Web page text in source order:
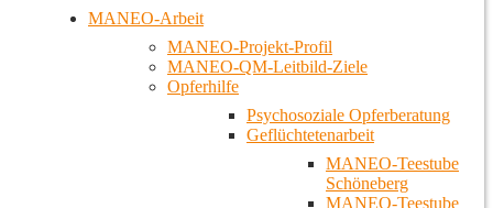
MANEO-Arbeit
MANEO-Projekt-Profil
MANEO-QM-Leitbild-Ziele
Opferhilfe
Psychosoziale Opferberatung
Geflüchtetenarbeit
MANEO-Teestube
Schöneberg
MANEO-Teestube